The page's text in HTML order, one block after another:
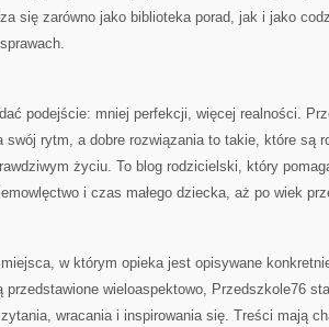
się zarówno jako biblioteka porad, jak i jako
podejście: mniej perfekcji, więcej realności.
swój rytm, a dobre rozwiązania to takie, które są
życiu. To blog rodzicielski, który
i czas małego dziecka, aż po wiek
w którym opieka jest opisywane
przedstawione wieloaspektowo, Przedszkole76
wracania i inspirowania się. Treści mają